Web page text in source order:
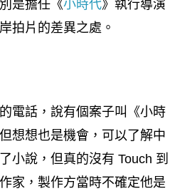
是擔任《小時代》執行導演
拍片的差異之處。
電話，說有個案子叫《小時
想想也是機會，可以了解中
小說，但真的沒有 Touch 到
家，製作方當時不確定他是